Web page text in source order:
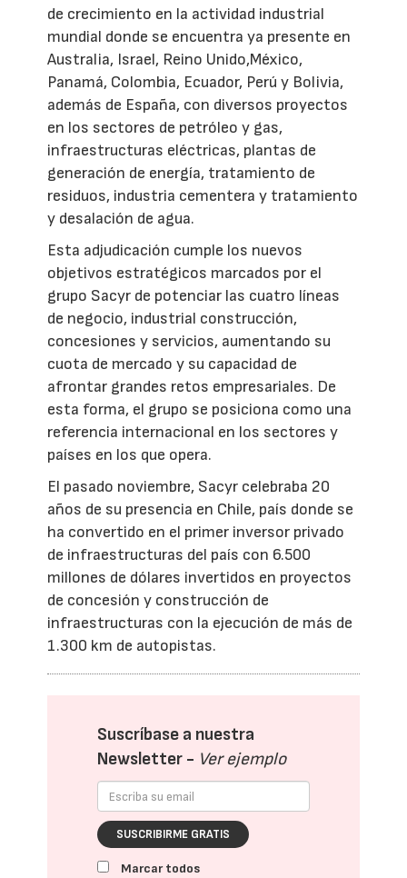
de crecimiento en la actividad industrial
mundial donde se encuentra ya presente en
Australia, Israel, Reino Unido,México,
Panamá, Colombia, Ecuador, Perú y Bolivia,
además de España, con diversos proyectos
en los sectores de petróleo y gas,
infraestructuras eléctricas, plantas de
generación de energía, tratamiento de
residuos, industria cementera y tratamiento
y desalación de agua.
Esta adjudicación cumple los nuevos
objetivos estratégicos marcados por el
grupo Sacyr de potenciar las cuatro líneas
de negocio, industrial construcción,
concesiones y servicios, aumentando su
cuota de mercado y su capacidad de
afrontar grandes retos empresariales. De
esta forma, el grupo se posiciona como una
referencia internacional en los sectores y
países en los que opera.
El pasado noviembre, Sacyr celebraba 20
años de su presencia en Chile, país donde se
ha convertido en el primer inversor privado
de infraestructuras del país con 6.500
millones de dólares invertidos en proyectos
de concesión y construcción de
infraestructuras con la ejecución de más de
1.300 km de autopistas.
Suscríbase a nuestra
Newsletter - Ver ejemplo
SUSCRIBIRME GRATIS
Marcar todos